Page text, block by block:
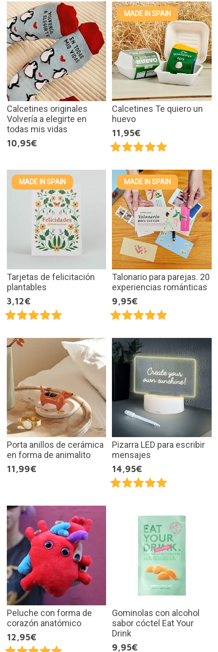
Calcetines originales
Volvería a elegirte en
todas mis vidas
10,95€
MADE IN SPAIN
Calcetines Te quiero un
huevo
11,95€
MADE IN SPAIN
Tarjetas de felicitación
plantables
3,12€
MADE IN SPAIN
Talonario para parejas. 20
experiencias románticas
9,95€
Porta anillos de cerámica
en forma de animalito
11,99€
Pizarra LED para escribir
mensajes
14,95€
Peluche con forma de
corazón anatómico
12,95€
Gominolas con alcohol
sabor cóctel Eat Your
Drink
9,95€